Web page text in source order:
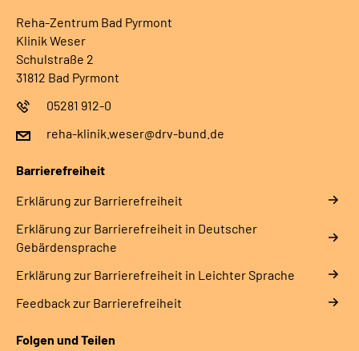
Reha-Zentrum Bad Pyrmont
Klinik Weser
Schulstraße 2
31812 Bad Pyrmont
05281 912-0
reha-klinik.weser@drv-bund.de
Barrierefreiheit
Erklärung zur Barrierefreiheit
Erklärung zur Barrierefreiheit in Deutscher
Gebärdensprache
Erklärung zur Barrierefreiheit in Leichter Sprache
Feedback zur Barrierefreiheit
Folgen und Teilen